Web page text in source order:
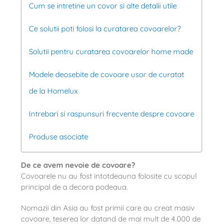
Cum se intretine un covor si alte detalii utile
Ce solutii poti folosi la curatarea covoarelor?
Solutii pentru curatarea covoarelor home made
Modele deosebite de covoare usor de curatat
de la Homelux
Intrebari si raspunsuri frecvente despre covoare
Produse asociate
De ce avem nevoie de covoare?
Covoarele nu au fost intotdeauna folosite cu scopul
principal de a decora podeaua.
Nomazii din Asia au fost primii care au creat masiv
covoare, teserea lor datand de mai mult de 4.000 de